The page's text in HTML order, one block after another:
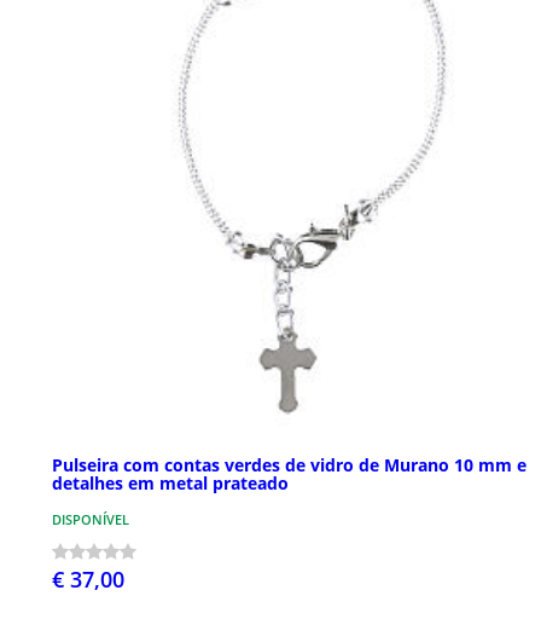
Pulseira com contas verdes de vidro de Murano 10 mm e
detalhes em metal prateado
DISPONÍVEL
€ 37,00